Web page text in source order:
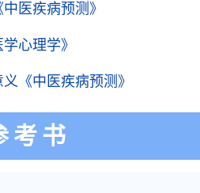
中医疾病预测》
学心理学》
义 《中医疾病预测》
考书